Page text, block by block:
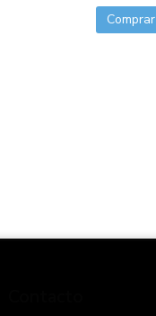
Comprar